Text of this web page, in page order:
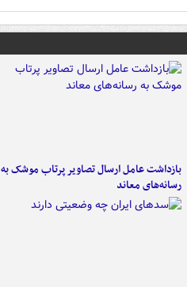
بازداشت عامل ارسال تصاویر پرتاب موشک به
رسانه‌های معاند